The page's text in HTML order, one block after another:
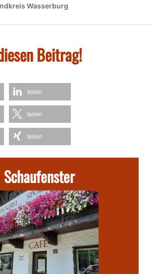
Beitrag!
teilen
teilen
teilen
Schaufenster